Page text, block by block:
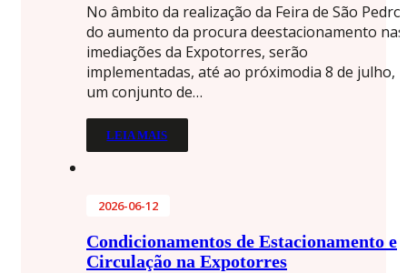
No âmbito da realização da Feira de São Pedro
do aumento da procura deestacionamento nas
imediações da Expotorres, serão
implementadas, até ao próximodia 8 de julho,
um conjunto de…
LEIA MAIS
2026-06-12
Condicionamentos de Estacionamento e
Circulação na Expotorres